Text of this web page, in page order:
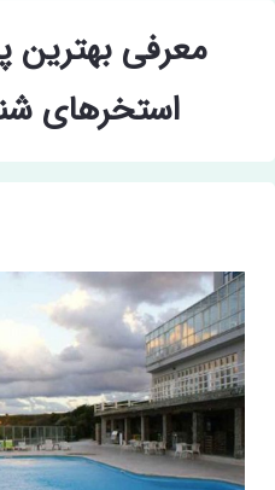
معرفی بهترین
استخرهای